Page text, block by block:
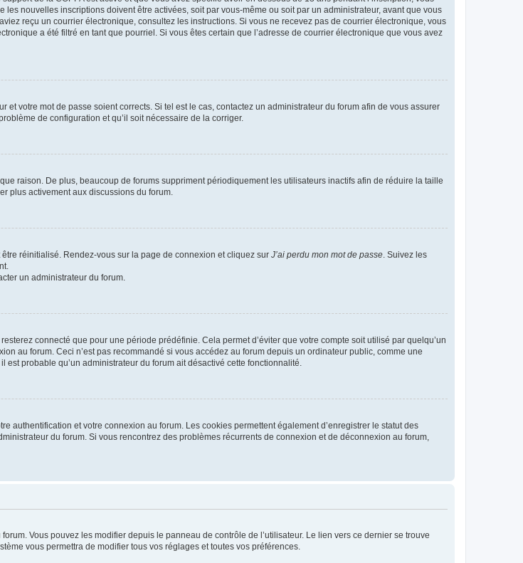
nouvelles inscriptions doivent être activées, soit par vous-même ou soit par un administrateur, avant que vous
reçu un courrier électronique, consultez les instructions. Si vous ne recevez pas de courrier électronique, vous
a été filtré en tant que pourriel. Si vous êtes certain que l’adresse de courrier électronique que vous avez
votre mot de passe soient corrects. Si tel est le cas, contactez un administrateur du forum afin de vous assurer
de configuration et qu’il soit nécessaire de la corriger.
raison. De plus, beaucoup de forums suppriment périodiquement les utilisateurs inactifs afin de réduire la taille
plus activement aux discussions du forum.
réinitialisé. Rendez-vous sur la page de connexion et cliquez sur J’ai perdu mon mot de passe . Suivez les
un administrateur du forum.
connecté que pour une période prédéfinie. Cela permet d’éviter que votre compte soit utilisé par quelqu’un
au forum. Ceci n’est pas recommandé si vous accédez au forum depuis un ordinateur public, comme une
probable qu’un administrateur du forum ait désactivé cette fonctionnalité.
authentification et votre connexion au forum. Les cookies permettent également d’enregistrer le statut des
du forum. Si vous rencontrez des problèmes récurrents de connexion et de déconnexion au forum,
Vous pouvez les modifier depuis le panneau de contrôle de l’utilisateur. Le lien vers ce dernier se trouve
vous permettra de modifier tous vos réglages et toutes vos préférences.